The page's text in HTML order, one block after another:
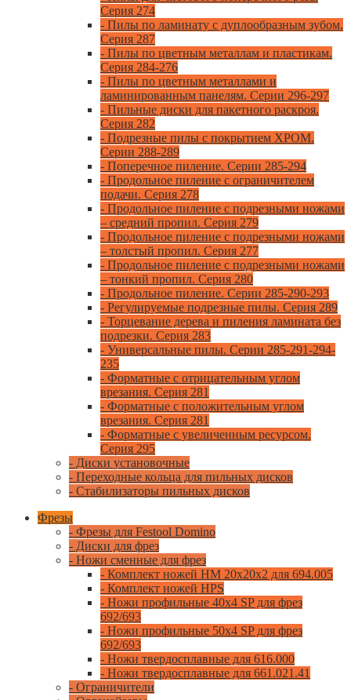
Серия 274
- Пилы по ламинату с дуплообразным зубом.
Серия 287
- Пилы по цветным металлам и пластикам.
Серия 284-276
- Пилы по цветным металлами и
ламинированным панелям. Серии 296-297
- Пильные диски для пакетного раскроя.
Серия 282
- Подрезные пилы с покрытием ХРОМ.
Серии 288-289
- Поперечное пиление. Серии 285-294
- Продольное пиление с ограничителем
подачи. Серия 278
- Продольное пиление с подрезными ножами
– средний пропил. Серия 279
- Продольное пиление с подрезными ножами
– толстый пропил. Серия 277
- Продольное пиление с подрезными ножами
– тонкий пропил. Серия 280
- Продольное пиление. Серии 285-290-293
- Регулируемые подрезные пилы. Серия 289
- Торцевание дерева и пиления ламината без
подрезки. Серия 283
- Универсальные пилы. Серии 285-291-294-
235
- Форматные с отрицательным углом
врезания. Серия 281
- Форматные с положительным углом
врезания. Серия 281
- Форматные с увеличенным ресурсом.
Серия 295
- Диски установочные
- Переходные кольца для пильных дисков
- Стабилизаторы пильных дисков
Фрезы
- Фрезы для Festool Domino
- Диски для фрез
- Ножи сменные для фрез
- Комплект ножей HM 20x20x2 для 694.005
- Комплект ножей HPS
- Ножи профильные 40x4 SP для фрез
692/693
- Ножи профильные 50x4 SP для фрез
692/693
- Ножи твердосплавные для 616.000
- Ножи твердосплавные для 661.021.41
- Ограничители